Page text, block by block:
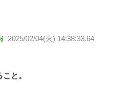
2025/02/04(火) 14:38:33.64
と。